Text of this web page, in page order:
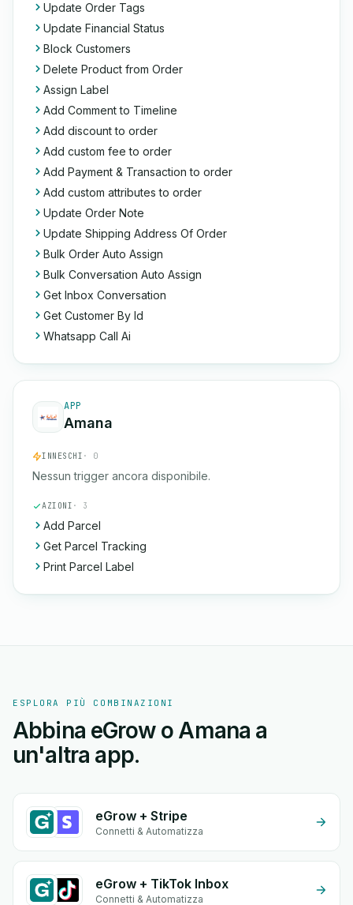
Update Order Tags
Update Financial Status
Block Customers
Delete Product from Order
Assign Label
Add Comment to Timeline
Add discount to order
Add custom fee to order
Add Payment & Transaction to order
Add custom attributes to order
Update Order Note
Update Shipping Address Of Order
Bulk Order Auto Assign
Bulk Conversation Auto Assign
Get Inbox Conversation
Get Customer By Id
Whatsapp Call Ai
APP
Amana
INNESCHI · 0
Nessun trigger ancora disponibile.
AZIONI · 3
Add Parcel
Get Parcel Tracking
Print Parcel Label
ESPLORA PIÙ COMBINAZIONI
Abbina eGrow o Amana a
un'altra app.
eGrow + Stripe
Connetti & Automatizza
eGrow + TikTok Inbox
Connetti & Automatizza